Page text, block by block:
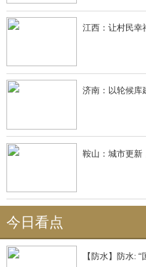
江西：让村民幸
济南：以轮候库
鞍山：城市更新
今日看点
【防水】防水: